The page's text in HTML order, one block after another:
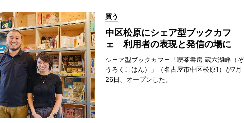
買う
中区松原にシェア型ブックカフ
ェ 利用者の表現と発信の場に
シェア型ブックカフェ「喫茶書房 蔵六湖畔（ぞ
うろくこはん）」（名古屋市中区松原1）が7月
26日、オープンした。